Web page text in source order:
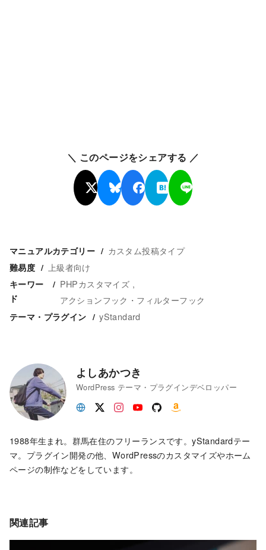
＼ このページをシェアする ／
マニュアルカテゴリー カスタム投稿タイプ
難易度 上級者向け
キーワー
ド
PHPカスタマイズ
アクションフック・フィルターフック
テーマ・プラグイン yStandard
よしあかつき
WordPress テーマ・プラグインデベロッパー
1988年生まれ。群馬在住のフリーランスです。yStandardテー
マ。プラグイン開発の他、WordPressのカスタマイズやホーム
ページの制作などをしています。
関連記事